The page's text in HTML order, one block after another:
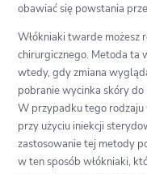
obawiać się powstania
Włókniaki twarde możesz
chirurgicznego. Metoda ta
wtedy, gdy zmiana
pobranie wycinka skóry
W przypadku tego rodzaju
przy użyciu iniekcji
zastosowanie tej metody
w ten sposób włókniaki,